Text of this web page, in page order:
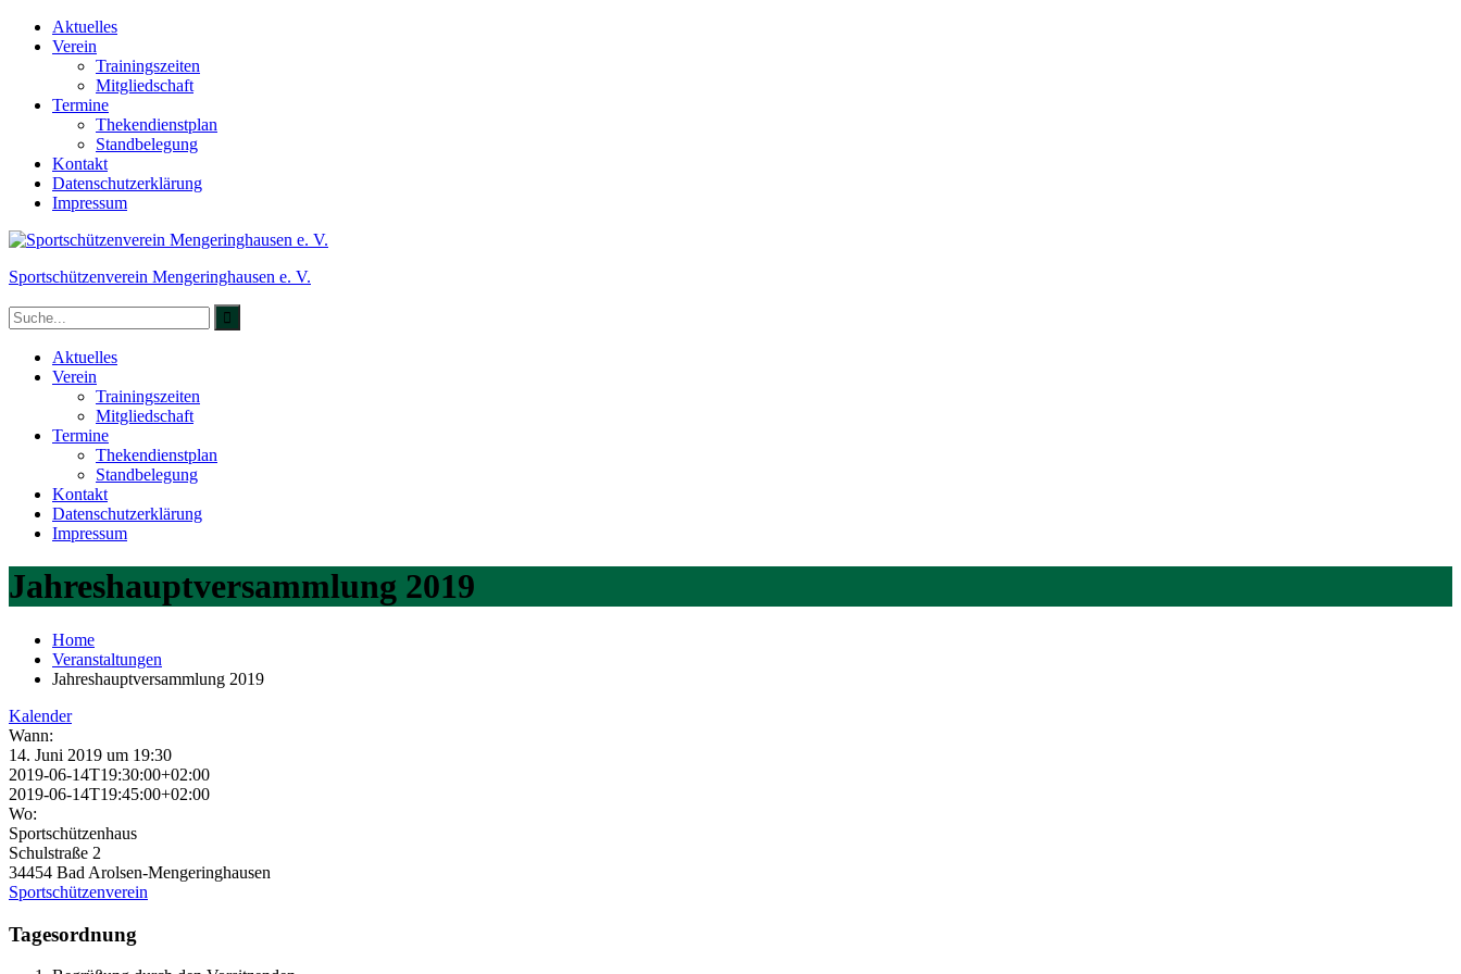
Skip
Aktuelles
Verein
Trainingszeiten
Mitgliedschaft
Termine
Thekendienstplan
Standbelegung
Kontakt
Datenschutzerklärung
Impressum
Sportschützenverein Mengeringhausen e. V.
Search
for:
Aktuelles
Verein
Trainingszeiten
Mitgliedschaft
Termine
Thekendienstplan
Standbelegung
Kontakt
Datenschutzerklärung
Impressum
Jahreshauptversammlung 2019
Home
Veranstaltungen
Jahreshauptversammlung 2019
Kalender
Wann:
14. Juni 2019 um 19:30
2019-06-14T19:30:00+02:00
2019-06-14T19:45:00+02:00
Wo:
Sportschützenhaus
Schulstraße 2
34454 Bad Arolsen-Mengeringhausen
Sportschützenverein
Tagesordnung